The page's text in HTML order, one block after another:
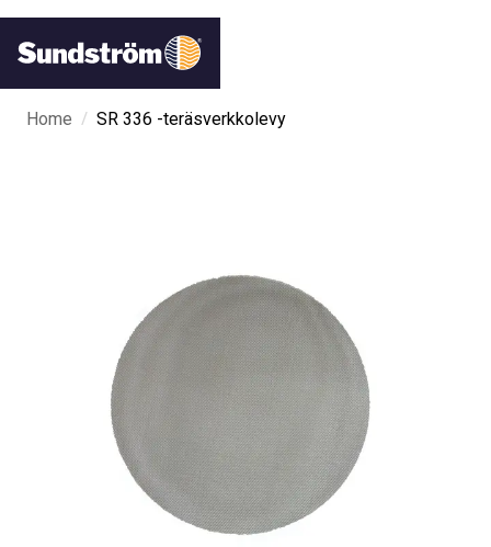
Home / SR 336 -teräsverkkolevy